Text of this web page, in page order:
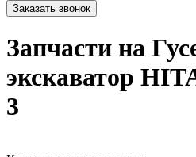
Запчасти на
экскаватор
3